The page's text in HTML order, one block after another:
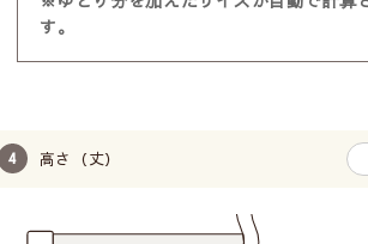
す。
高さ（丈）